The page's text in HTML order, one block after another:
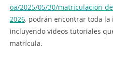
oa/2025/05/30/matriculacion-
2026, podrán encontrar toda la
incluyendo videos tutoriales
matrícula.